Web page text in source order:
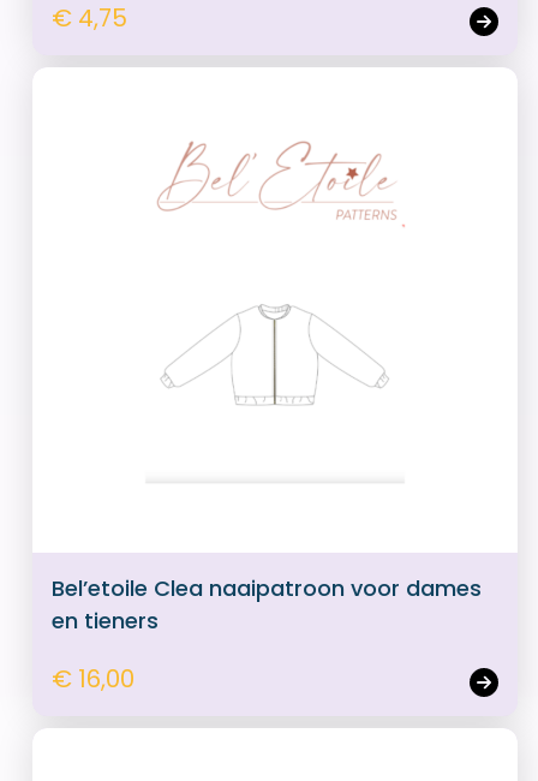
€ 4,75
Bel’etoile Clea naaipatroon voor dames
en tieners
€ 16,00